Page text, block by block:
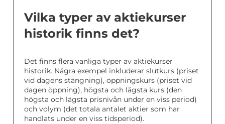
Vilka typer av aktiekurser
historik finns det?
Det finns flera vanliga typer av aktiekurser
historik. Några exempel inkluderar slutkurs (priset
vid dagens stängning), öppningskurs (priset vid
dagen öppning), högsta och lägsta kurs (den
högsta och lägsta prisnivån under en viss period)
och volym (det totala antalet aktier som har
handlats under en viss tidsperiod).